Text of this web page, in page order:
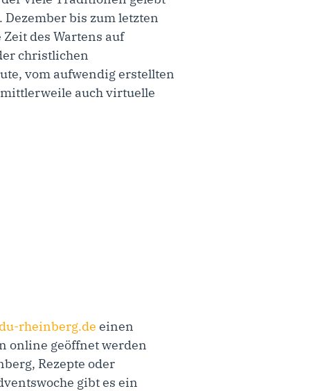
bis zum letzten
des Wartens auf
christlichen
vom aufwendig erstellten
auch virtuelle
rheinberg.de einen
online geöffnet werden
Rezepte oder
gibt es ein